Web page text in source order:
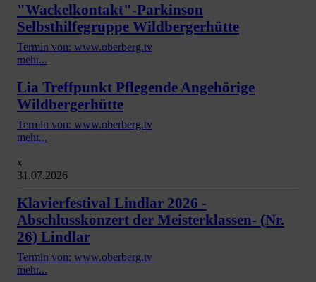
"Wackelkontakt"-Parkinson
Selbsthilfegruppe Wildbergerhütte
Termin von: www.oberberg.tv
mehr...
Lia Treffpunkt Pflegende Angehörige
Wildbergerhütte
Termin von: www.oberberg.tv
mehr...
x
31.07.2026
Klavierfestival Lindlar 2026 -
Abschlusskonzert der Meisterklassen- (Nr.
26) Lindlar
Termin von: www.oberberg.tv
mehr...